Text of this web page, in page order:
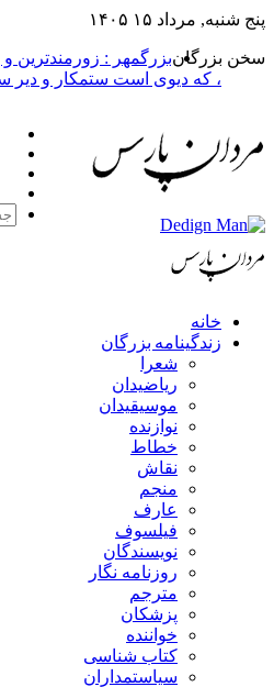
پنج شنبه, مرداد ۱۵ ۱۴۰۵
سخن بزرگانبزرگمهر : زورمندترین
، که دیوی است ستمکار و دیر
خانه
زندگینامه بزرگان
شعرا
ریاضیدان
موسیقیدان
نوازنده
خطاط
نقاش
منجم
عارف
فیلسوف
نویسندگان
روزنامه نگار
مترجم
پزشکان
خواننده
کتاب شناسی
سیاستمداران